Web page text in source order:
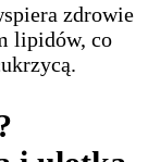
zdrowie
lipidów, co